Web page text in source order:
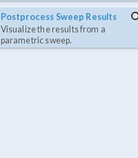
Postprocess Sweep Results
Visualize the results from a
parametric sweep.